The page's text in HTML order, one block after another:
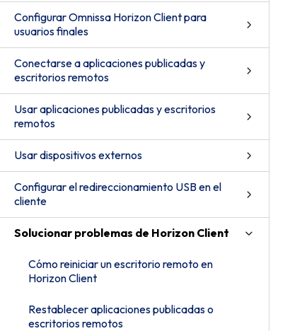
Configurar Omnissa Horizon Client para
usuarios finales
Conectarse a aplicaciones publicadas y
escritorios remotos
Usar aplicaciones publicadas y escritorios
remotos
Usar dispositivos externos
Configurar el redireccionamiento USB en el
cliente
Solucionar problemas de Horizon Client
Cómo reiniciar un escritorio remoto en
Horizon Client
Restablecer aplicaciones publicadas o
escritorios remotos